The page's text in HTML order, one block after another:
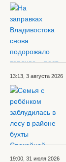
13:13, 3 августа 2026
19:00, 31 июля 2026